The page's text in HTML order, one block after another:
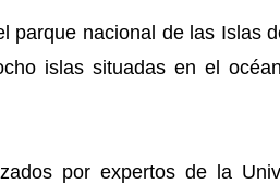
parque nacional de las Islas
islas situadas en el
por expertos de la